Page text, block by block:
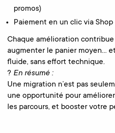
promos)
Paiement en un clic via Shop
Chaque amélioration
augmenter le panier moyen…
fluide, sans effort technique.
? En résumé :
Une migration n’est pas
une opportunité pour
les parcours, et booster votre